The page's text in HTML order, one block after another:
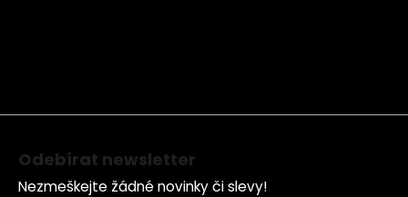
Odebírat newsletter
Nezmeškejte žádné novinky či slevy!